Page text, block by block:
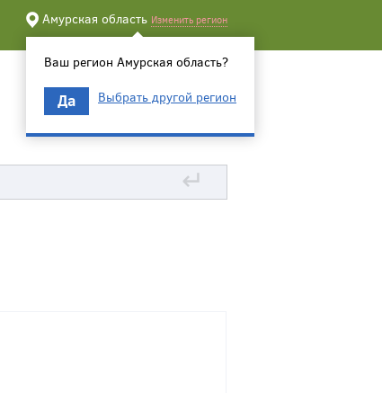
Амурская область Изменить регион
Ваш регион Амурская область?
Да Выбрать другой регион
↵